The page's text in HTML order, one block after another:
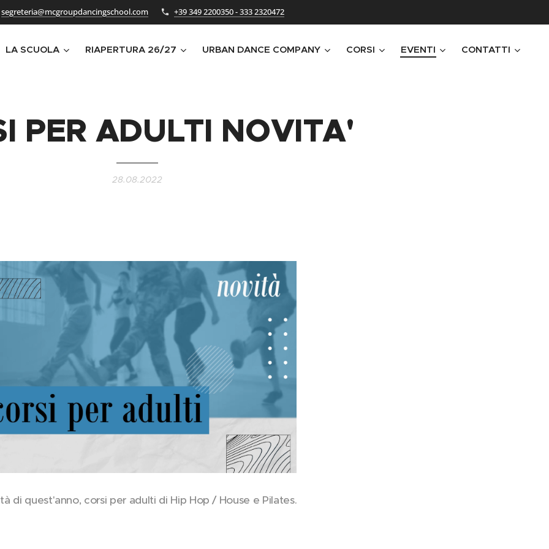
segreteria@mcgroupdancingschool.com +39 349 2200350 - 333 2320472
LA SCUOLA RIAPERTURA 26/27 URBAN DANCE COMPANY CORSI EVENTI CONTATTI
PER ADULTI NOVITA'
28.08.2022
di quest'anno, corsi per adulti di Hip Hop / House e Pilates.